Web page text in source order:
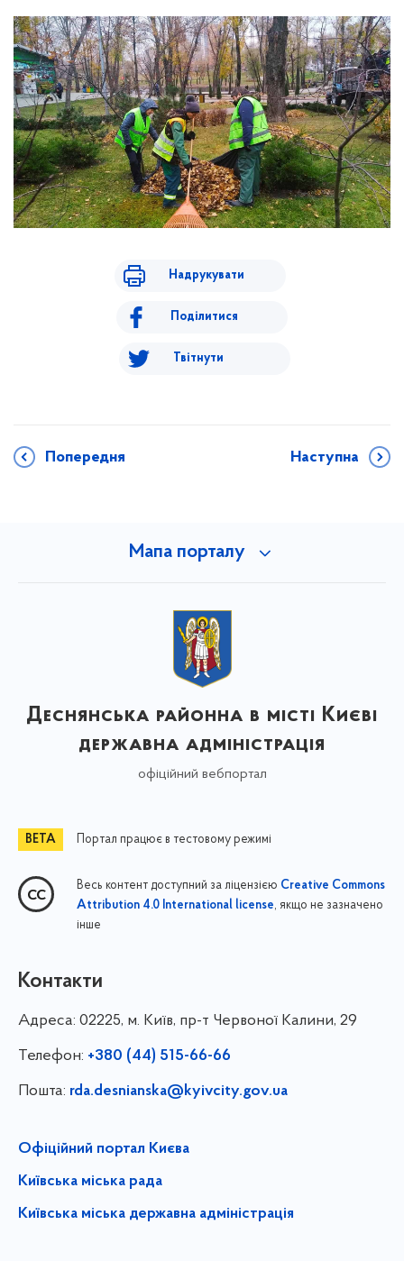
Надрукувати
Поділитися
Твітнути
Попередня Наступна
Мапа порталу
Деснянська районна в місті Києві
державна адміністрація
офіційний вебпортал
Портал працює в тестовому режимі
Весь контент доступний за ліцензією Creative Commons
Attribution 4.0 International license, якщо не зазначено
інше
Контакти
Адреса: 02225, м. Київ, пр-т Червоної Калини, 29
Телефон: +380 (44) 515-66-66
Пошта: rda.desnianska@kyivcity.gov.ua
Офіційний портал Києва
Київська міська рада
Київська міська державна адміністрація